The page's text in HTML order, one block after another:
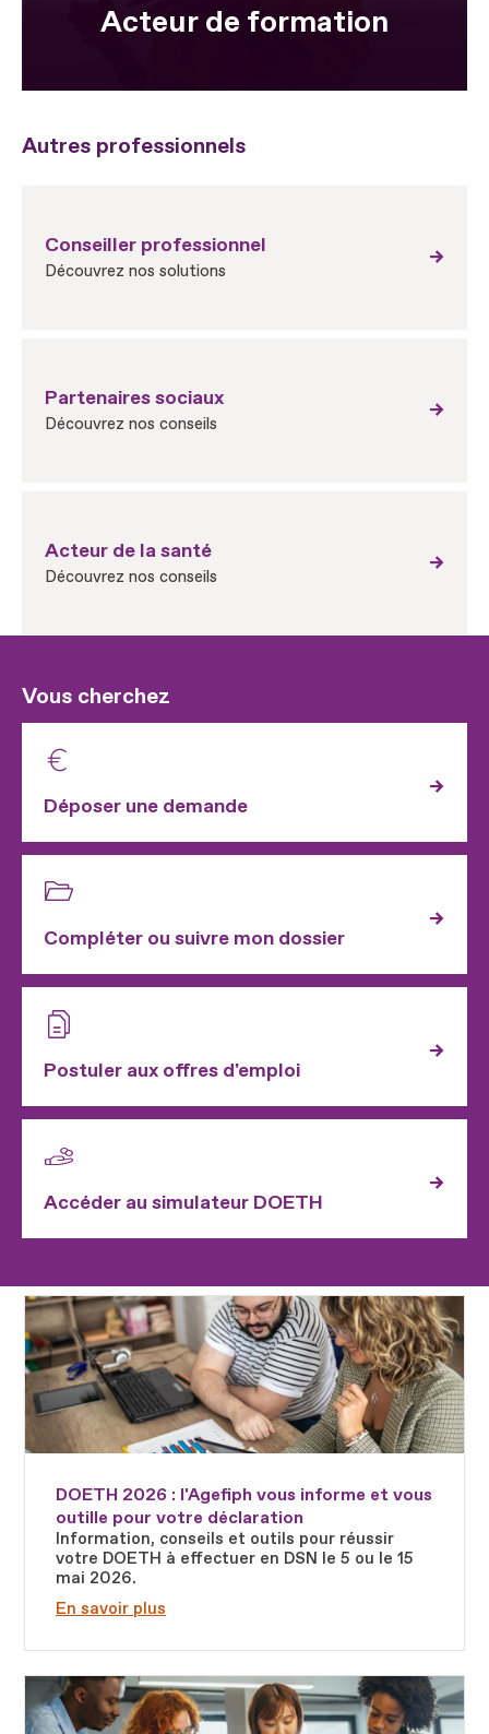
Acteur de formation
Autres professionnels
Conseiller professionnel
Découvrez nos solutions
Partenaires sociaux
Découvrez nos conseils
Acteur de la santé
Découvrez nos conseils
Vous cherchez
Déposer une demande
Compléter ou suivre mon dossier
Postuler aux offres d'emploi
Accéder au simulateur DOETH
DOETH 2026 : l'Agefiph vous informe et vous
outille pour votre déclaration
Information, conseils et outils pour réussir
votre DOETH à effectuer en DSN le 5 ou le 15
mai 2026.
En savoir plus
Fichier
Fichier